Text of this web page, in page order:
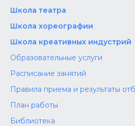
Школа‌‌‌‌ театра
Школа хореографии
Школа креативных индустрий
Образовательные услуги
Расписание занятий
Правила приема и результаты
План работы
Библиотека